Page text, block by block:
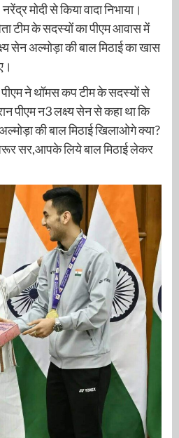
मोदी से किया वादा निभाया।
टीम के सदस्यों का पीएम आवास में
सेन अल्मोड़ा की बाल मिठाई का खास
ने थॉमस कप टीम के सदस्यों से
पीएम न3 लक्ष्य सेन से कहा था कि
की बाल मिठाई खिलाओगे क्या?
सर,आपके लिये बाल मिठाई लेकर